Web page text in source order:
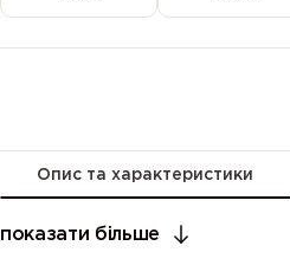
Опис та характеристики
показати більше